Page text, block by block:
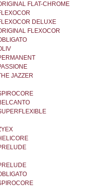
FLAT-CHROME
DELUXE
FLEXOCOR
JAZZER